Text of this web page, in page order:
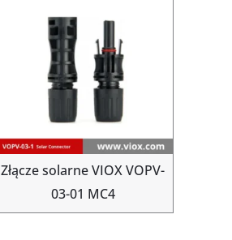
Złącze solarne VIOX VOPV-
03-01 MC4